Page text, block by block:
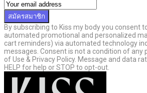
สมัครสมาชิก
By subscribing to Kiss my body you consent
automated promotional and personalized
cart reminders) via automated technology
messages. Consent is not a condition of any
of Use & Privacy Policy. Message and data
HELP for help or STOP to opt-out.